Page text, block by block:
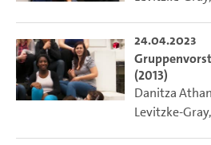
24.04.2023
(2013)
Danitza
Levitzke-Gray,